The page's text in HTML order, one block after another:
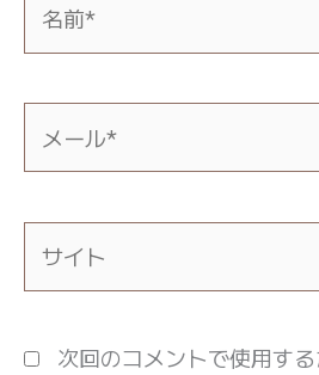
前
ー
*
次回のコメントで使用す